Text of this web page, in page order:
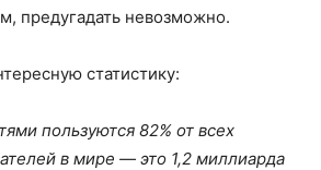
предугадать невозможно.
статистику:
пользуются 82% от всех
в мире — это 1,2 миллиарда